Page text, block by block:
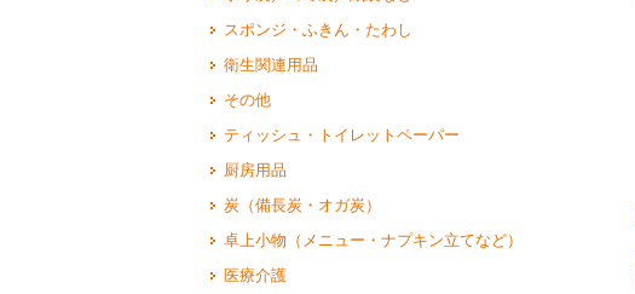
スポンジ・ふきん・たわし
衛生関連用品
その他
ティッシュ・トイレットペーパー
厨房用品
炭（備長炭・オガ炭）
卓上小物（メニュー・ナプキン立てなど）
医療介護